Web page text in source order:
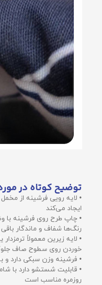
توضیح کوتاه در
• لایه رویی فرشینه از
ایجاد می‌کند
• چاپ طرح روی فرشینه با
رنگ‌ها شفاف و ماندگار
• لایه زیرین معمولاً
خوردن روی سطوح صاف
• فرشینه وزن سبکی دارد و
• قابلیت شستشو دارد با
روزمره مناسب است